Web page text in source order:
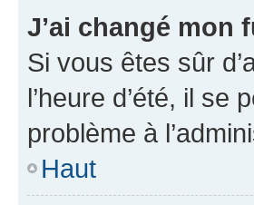
J’ai changé mon
Si vous êtes sûr
l’heure d’été, il se
problème à
Haut